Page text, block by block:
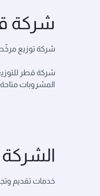
شركة
شركة توزيع
المشروبات
الشركة
خدمات تقديم